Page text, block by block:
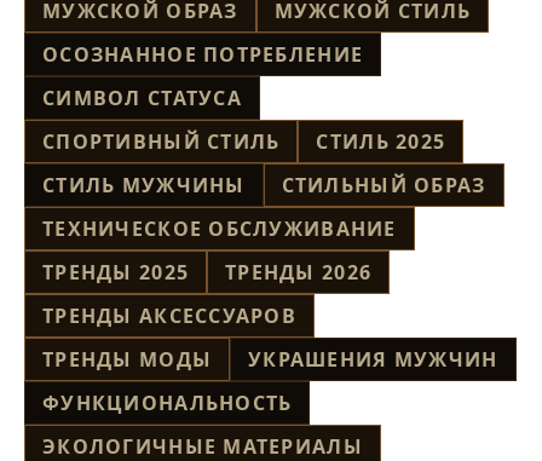
МУЖСКОЙ ОБРАЗ
МУЖСКОЙ СТИЛЬ
ОСОЗНАННОЕ ПОТРЕБЛЕНИЕ
СИМВОЛ СТАТУСА
СПОРТИВНЫЙ СТИЛЬ
СТИЛЬ 2025
СТИЛЬ МУЖЧИНЫ
СТИЛЬНЫЙ ОБРАЗ
ТЕХНИЧЕСКОЕ ОБСЛУЖИВАНИЕ
ТРЕНДЫ 2025
ТРЕНДЫ 2026
ТРЕНДЫ АКСЕССУАРОВ
ТРЕНДЫ МОДЫ
УКРАШЕНИЯ МУЖЧИН
ФУНКЦИОНАЛЬНОСТЬ
ЭКОЛОГИЧНЫЕ МАТЕРИАЛЫ